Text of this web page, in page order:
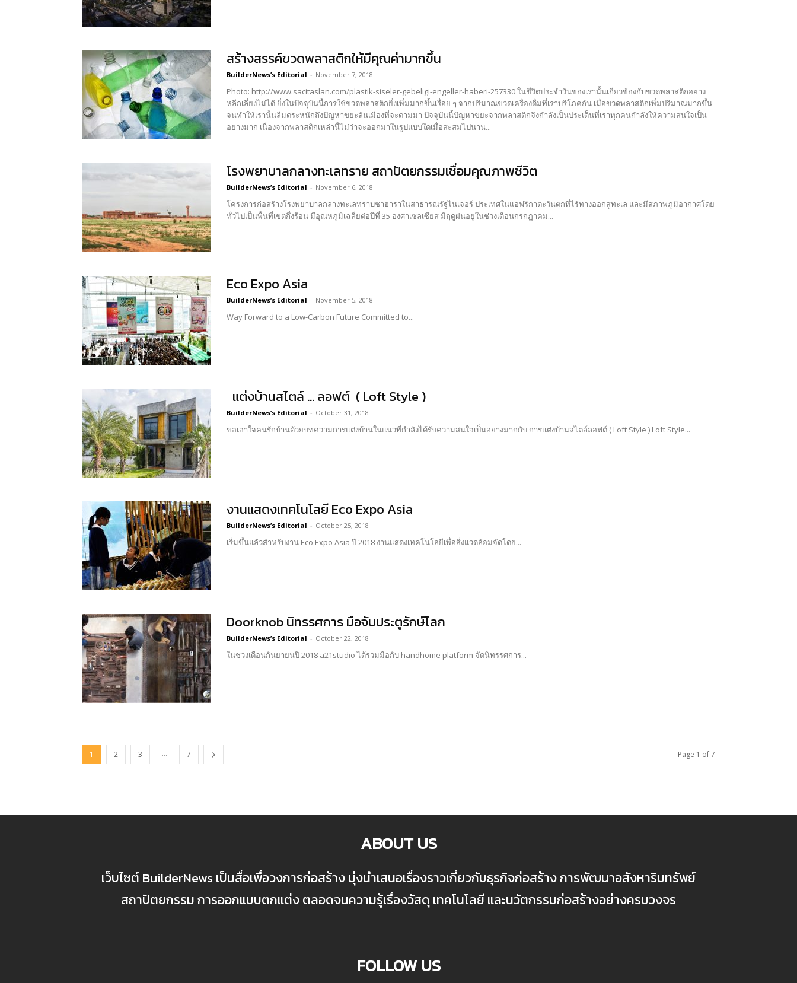
สร้างสรรค์ขวดพลาสติกให้มีคุณค่ามากขึ้น
BuilderNews’s Editorial - November 7, 2018
Photo: http://www.sacitaslan.com/plastik-siseler-gebeligi-engeller-haberi-257330 ในชีวิตประจำวันของเรานั้นเกี่ยวข้องกับขวดพลาสติกอย่าง
หลีกเลี่ยงไม่ได้ ยิ่งในปัจจุบันนี้การใช้ขวดพลาสติกยิ่งเพิ่มมากขึ้นเรื่อย ๆ จากปริมาณขวดเครื่องดื่มที่เราบริโภคกัน เมื่อขวดพลาสติกเพิ่มปริมาณมากขึ้น
จนทำให้เรานั้นลืมตระหนักถึงปัญหาขยะล้นเมืองที่จะตามมา ปัจจุบันนี้ปัญหาขยะจากพลาสติกจึงกำลังเป็นประเด็นที่เราทุกคนกำลังให้ความสนใจเป็น
อย่างมาก เนื่องจากพลาสติกเหล่านี้ไม่ว่าจะออกมาในรูปแบบใดเมื่อสะสมไปนาน...
โรงพยาบาลกลางทะเลทราย สถาปัตยกรรมเชื่อมคุณภาพชีวิต
BuilderNews’s Editorial - November 6, 2018
โครงการก่อสร้างโรงพยาบาลกลางทะเลทราบซาฮาราในสาธารณรัฐไนเจอร์ ประเทศในแอฟริกาตะวันตกที่ไร้ทางออกสู่ทะเล และมีสภาพภูมิอากาศโดย
ทั่วไปเป็นพื้นที่เขตกึ่งร้อน มีอุณหภูมิเฉลี่ยต่อปีที่ 35 องศาเซลเซียส มีฤดูฝนอยู่ในช่วงเดือนกรกฎาคม...
Eco Expo Asia
BuilderNews’s Editorial - November 5, 2018
Way Forward to a Low-Carbon Future Committed to...
แต่งบ้านสไตล์ … ลอฟต์ ( Loft Style )
BuilderNews’s Editorial - October 31, 2018
ขอเอาใจคนรักบ้านด้วยบทความการแต่งบ้านในแนวที่กำลังได้รับความสนใจเป็นอย่างมากกับ การแต่งบ้านสไตล์ลอฟต์ ( Loft Style ) Loft Style...
งานแสดงเทคโนโลยี​ Eco Expo Asia
BuilderNews’s Editorial - October 25, 2018
เริ่มขึ้นแล้วสำหรับงาน Eco Expo Asia ปี 2018 งานแสดงเทคโนโลยีเพื่อสิ่งแวดล้อมจัดโดย...
Doorknob นิทรรศการ มือจับประตูรักษ์โลก
BuilderNews’s Editorial - October 22, 2018
ในช่วงเดือนกันยายนปี 2018 a21studio ได้ร่วมมือกับ handhome platform จัดนิทรรศการ...
1 2 3 ... 7 Page 1 of 7
ABOUT US
เว็บไซต์ BuilderNews เป็นสื่อเพื่อวงการก่อสร้าง มุ่งนำเสนอเรื่องราวเกี่ยวกับธุรกิจก่อสร้าง การพัฒนาอสังหาริมทรัพย์
สถาปัตยกรรม การออกแบบตกแต่ง ตลอดจนความรู้เรื่องวัสดุ เทคโนโลยี และนวัตกรรมก่อสร้างอย่างครบวงจร
FOLLOW US